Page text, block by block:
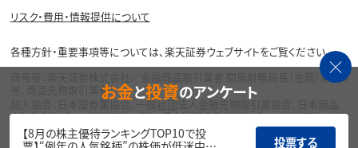
リスク・費用・情報提供について
各種方針・重要事項等については、楽天証券ウェブサイトをご覧ください。
商号等：楽天証券株式会社／金融商品取引業者 関東財務局長（金商）第195
号、商品先物取引業者
加入協会：日本証券業協会、一般社団法人金融先物取引業協会、日本商品
先物取引協会、一般社団法人第二種金融商品取引業協会、一般社団法人資
産運用業協会
お金と投資のアンケート
【8月の株主優待ランキングTOP10で投
投票する